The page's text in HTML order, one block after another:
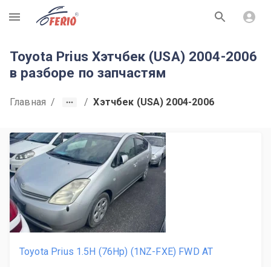
R
Toyota Prius Хэтчбек (USA) 2004-2006
в разборе по запчастям
Главная / / Хэтчбек (USA) 2004-2006
Toyota Prius 1.5H (76Hp) (1NZ-FXE) FWD AT